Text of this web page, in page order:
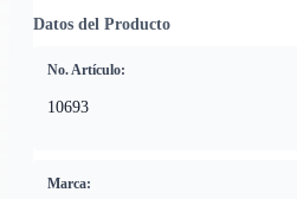
Datos del Producto
No. Artículo:
10693
Marca: